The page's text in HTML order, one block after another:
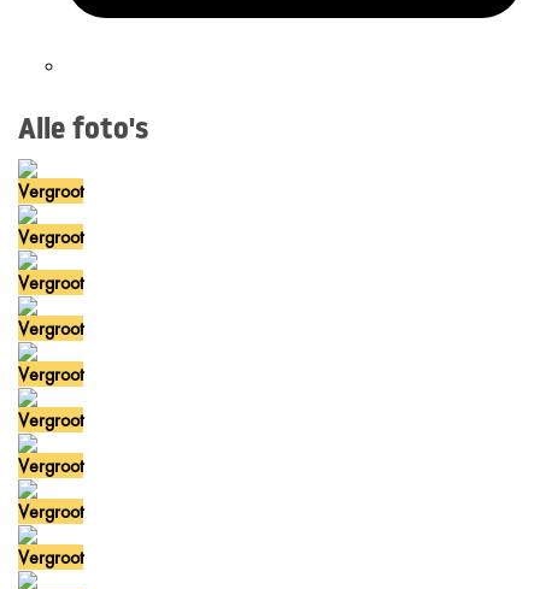
Alle foto's
Vergroot
Vergroot
Vergroot
Vergroot
Vergroot
Vergroot
Vergroot
Vergroot
Vergroot